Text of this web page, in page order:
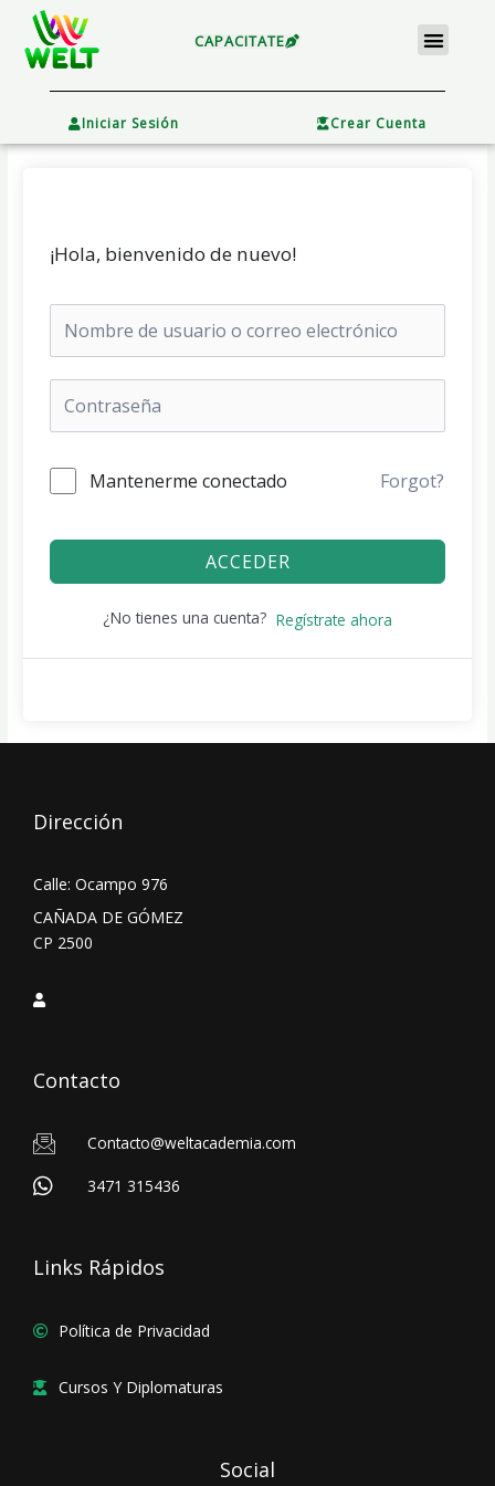
contenido
CAPACITATE Menu
Iniciar Sesión Crear Cuenta
¡Hola, bienvenido de nuevo!
Mantenerme conectado Forgot?
ACCEDER
¿No tienes una cuenta? Regístrate ahora
Dirección
Calle: Ocampo 976
CAÑADA DE GÓMEZ
CP 2500
Contacto
Contacto@weltacademia.com
3471 315436
Links Rápidos
Política de Privacidad
Cursos Y Diplomaturas
Social